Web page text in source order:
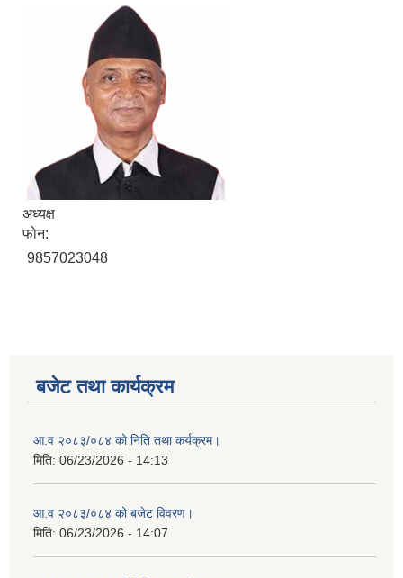
अध्यक्ष
फोन:
9857023048
बजेट तथा कार्यक्रम
आ.व २०८३/०८४ को निति तथा कर्यक्रम।
मिति: 06/23/2026 - 14:13
आ.व २०८३/०८४ को बजेट विवरण।
मिति: 06/23/2026 - 14:07